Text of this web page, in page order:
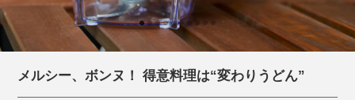
メルシー、ボンヌ！ 得意料理は“変わりうどん”